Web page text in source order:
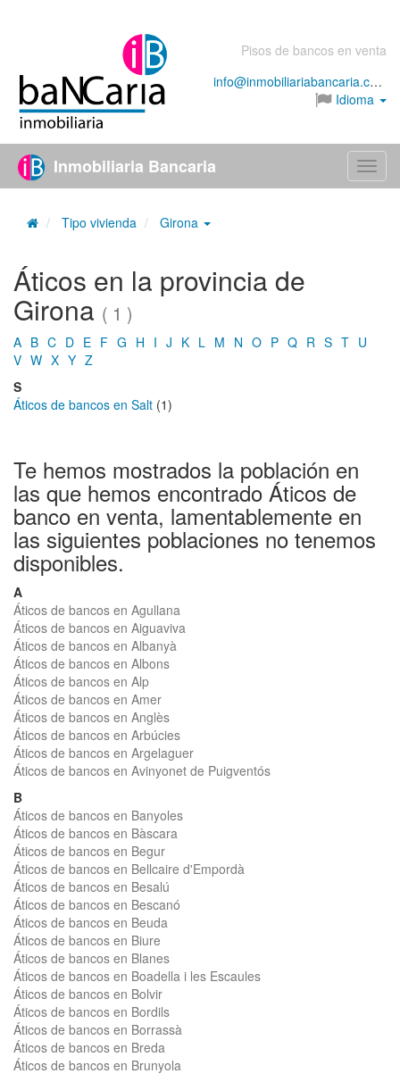
Pisos de bancos en venta
info@inmobiliariabancaria.com
Idioma
Menú
Inmobiliaria Bancaria
Tipo vivienda Girona
Áticos en la provincia de
Girona ( 1 )
A B C D E F G H I J K L M N O P Q R S T U
V W X Y Z
S
Áticos de bancos en Salt (1)
Te hemos mostrados la población en
las que hemos encontrado Áticos de
banco en venta, lamentablemente en
las siguientes poblaciones no tenemos
disponibles.
A
Áticos de bancos en Agullana
Áticos de bancos en Aiguaviva
Áticos de bancos en Albanyà
Áticos de bancos en Albons
Áticos de bancos en Alp
Áticos de bancos en Amer
Áticos de bancos en Anglès
Áticos de bancos en Arbúcies
Áticos de bancos en Argelaguer
Áticos de bancos en Avinyonet de Puigventós
B
Áticos de bancos en Banyoles
Áticos de bancos en Bàscara
Áticos de bancos en Begur
Áticos de bancos en Bellcaire d'Empordà
Áticos de bancos en Besalú
Áticos de bancos en Bescanó
Áticos de bancos en Beuda
Áticos de bancos en Biure
Áticos de bancos en Blanes
Áticos de bancos en Boadella i les Escaules
Áticos de bancos en Bolvir
Áticos de bancos en Bordils
Áticos de bancos en Borrassà
Áticos de bancos en Breda
Áticos de bancos en Brunyola